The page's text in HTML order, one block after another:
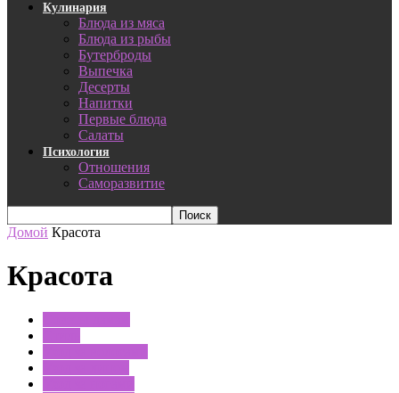
Кулинария
Блюда из мяса
Блюда из рыбы
Бутерброды
Выпечка
Десерты
Напитки
Первые блюда
Салаты
Психология
Отношения
Саморазвитие
Домой Красота
Красота